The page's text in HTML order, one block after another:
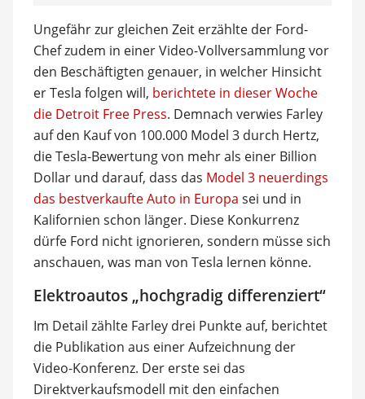
Ungefähr zur gleichen Zeit erzählte der Ford-
Chef zudem in einer Video-Vollversammlung vor
den Beschäftigten genauer, in welcher Hinsicht
er Tesla folgen will, berichtete in dieser Woche
die Detroit Free Press. Demnach verwies Farley
auf den Kauf von 100.000 Model 3 durch Hertz,
die Tesla-Bewertung von mehr als einer Billion
Dollar und darauf, dass das Model 3 neuerdings
das bestverkaufte Auto in Europa sei und in
Kalifornien schon länger. Diese Konkurrenz
dürfe Ford nicht ignorieren, sondern müsse sich
anschauen, was man von Tesla lernen könne.
Elektroautos „hochgradig differenziert“
Im Detail zählte Farley drei Punkte auf, berichtet
die Publikation aus einer Aufzeichnung der
Video-Konferenz. Der erste sei das
Direktverkaufsmodell mit den einfachen